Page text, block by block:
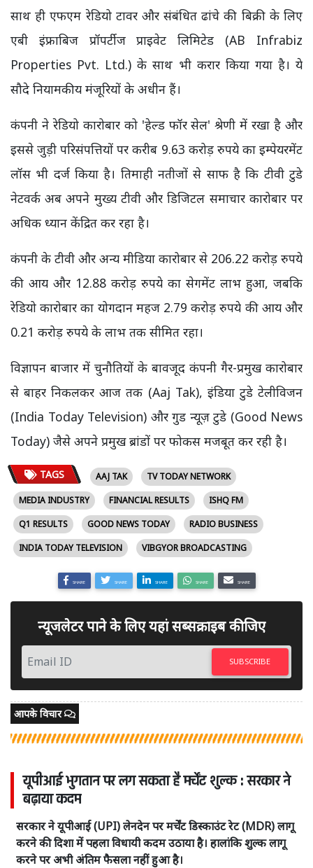
साथ ही एफएम रेडियो टावर और संबंधित ढांचे की बिक्री के लिए
एबी इंफ्राबिज प्रॉपर्टीज प्राइवेट लिमिटेड (AB Infrabiz
Properties Pvt. Ltd.) के साथ भी करार किया गया है। ये
सौदे नियामकीय मंजूरियों के अधीन हैं।
कंपनी ने रेडियो कारोबार को 'हेल्ड फॉर सेल' श्रेणी में रखा है और
इससे जुड़ी परिसंपत्तियों पर करीब 9.63 करोड़ रुपये का इम्पेयरमेंट
लॉस भी दर्ज किया है। तिमाही नतीजों से साफ है कि टीवी टुडे
नेटवर्क अब अपने मुख्य टीवी और डिजिटल समाचार कारोबार पर
अधिक ध्यान केंद्रित कर रहा है।
कंपनी के टीवी और अन्य मीडिया कारोबार से 206.22 करोड़ रुपये
की आय और 12.88 करोड़ रुपये का सेगमेंट लाभ हुआ, जबकि
रेडियो कारोबार का योगदान महज 2.79 करोड़ रुपये की आय और
0.21 करोड़ रुपये के लाभ तक सीमित रहा।
विज्ञापन बाजार में चुनौतियों के बावजूद कंपनी गैर-प्रमुख कारोबार
से बाहर निकलकर आज तक (Aaj Tak), इंडिया टुडे टेलीविजन
(India Today Television) और गुड न्यूज़ टुडे (Good News
Today) जैसे अपने प्रमुख ब्रांडों पर फोकस मजबूत कर रही है।
TAGS AAJ TAK
TV TODAY NETWORK
MEDIA INDUSTRY
FINANCIAL RESULTS
ISHQ FM
Q1 RESULTS
GOOD NEWS TODAY
RADIO BUSINESS
INDIA TODAY TELEVISION
VIBGYOR BROADCASTING
SHARE SHARE SHARE SHARE SHARE
न्यूजलेटर पाने के लिए यहां सब्सक्राइब कीजिए
SUBSCRIBE
आपके विचार
यूपीआई भुगतान पर लग सकता है मर्चेंट शुल्क : सरकार ने
बढ़ाया कदम
सरकार ने यूपीआई (UPI) लेनदेन पर मर्चेंट डिस्काउंट रेट (MDR) लागू
करने की दिशा में पहला विधायी कदम उठाया है। हालांकि शुल्क लागू
करने पर अभी अंतिम फैसला नहीं हुआ है।